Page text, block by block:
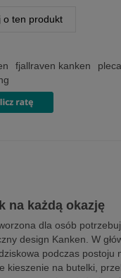
o ten produkt
fjallraven kanken
na każdą okazję
dla osób
design Kanken. W
podczas
na butelki,